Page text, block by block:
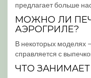
предлагает больше
МОЖНО ЛИ
АЭРОГРИЛЕ?
В некоторых моделях
справляется с
ЧТО